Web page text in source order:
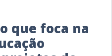
que foca na